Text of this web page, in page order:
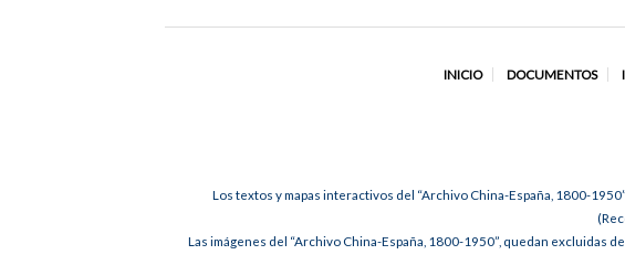
INICIO DOCUMENTOS
Los textos y mapas interactivos del “Archivo China-España, 1800-
Las imágenes del “Archivo China-España, 1800-1950”, quedan excluidas